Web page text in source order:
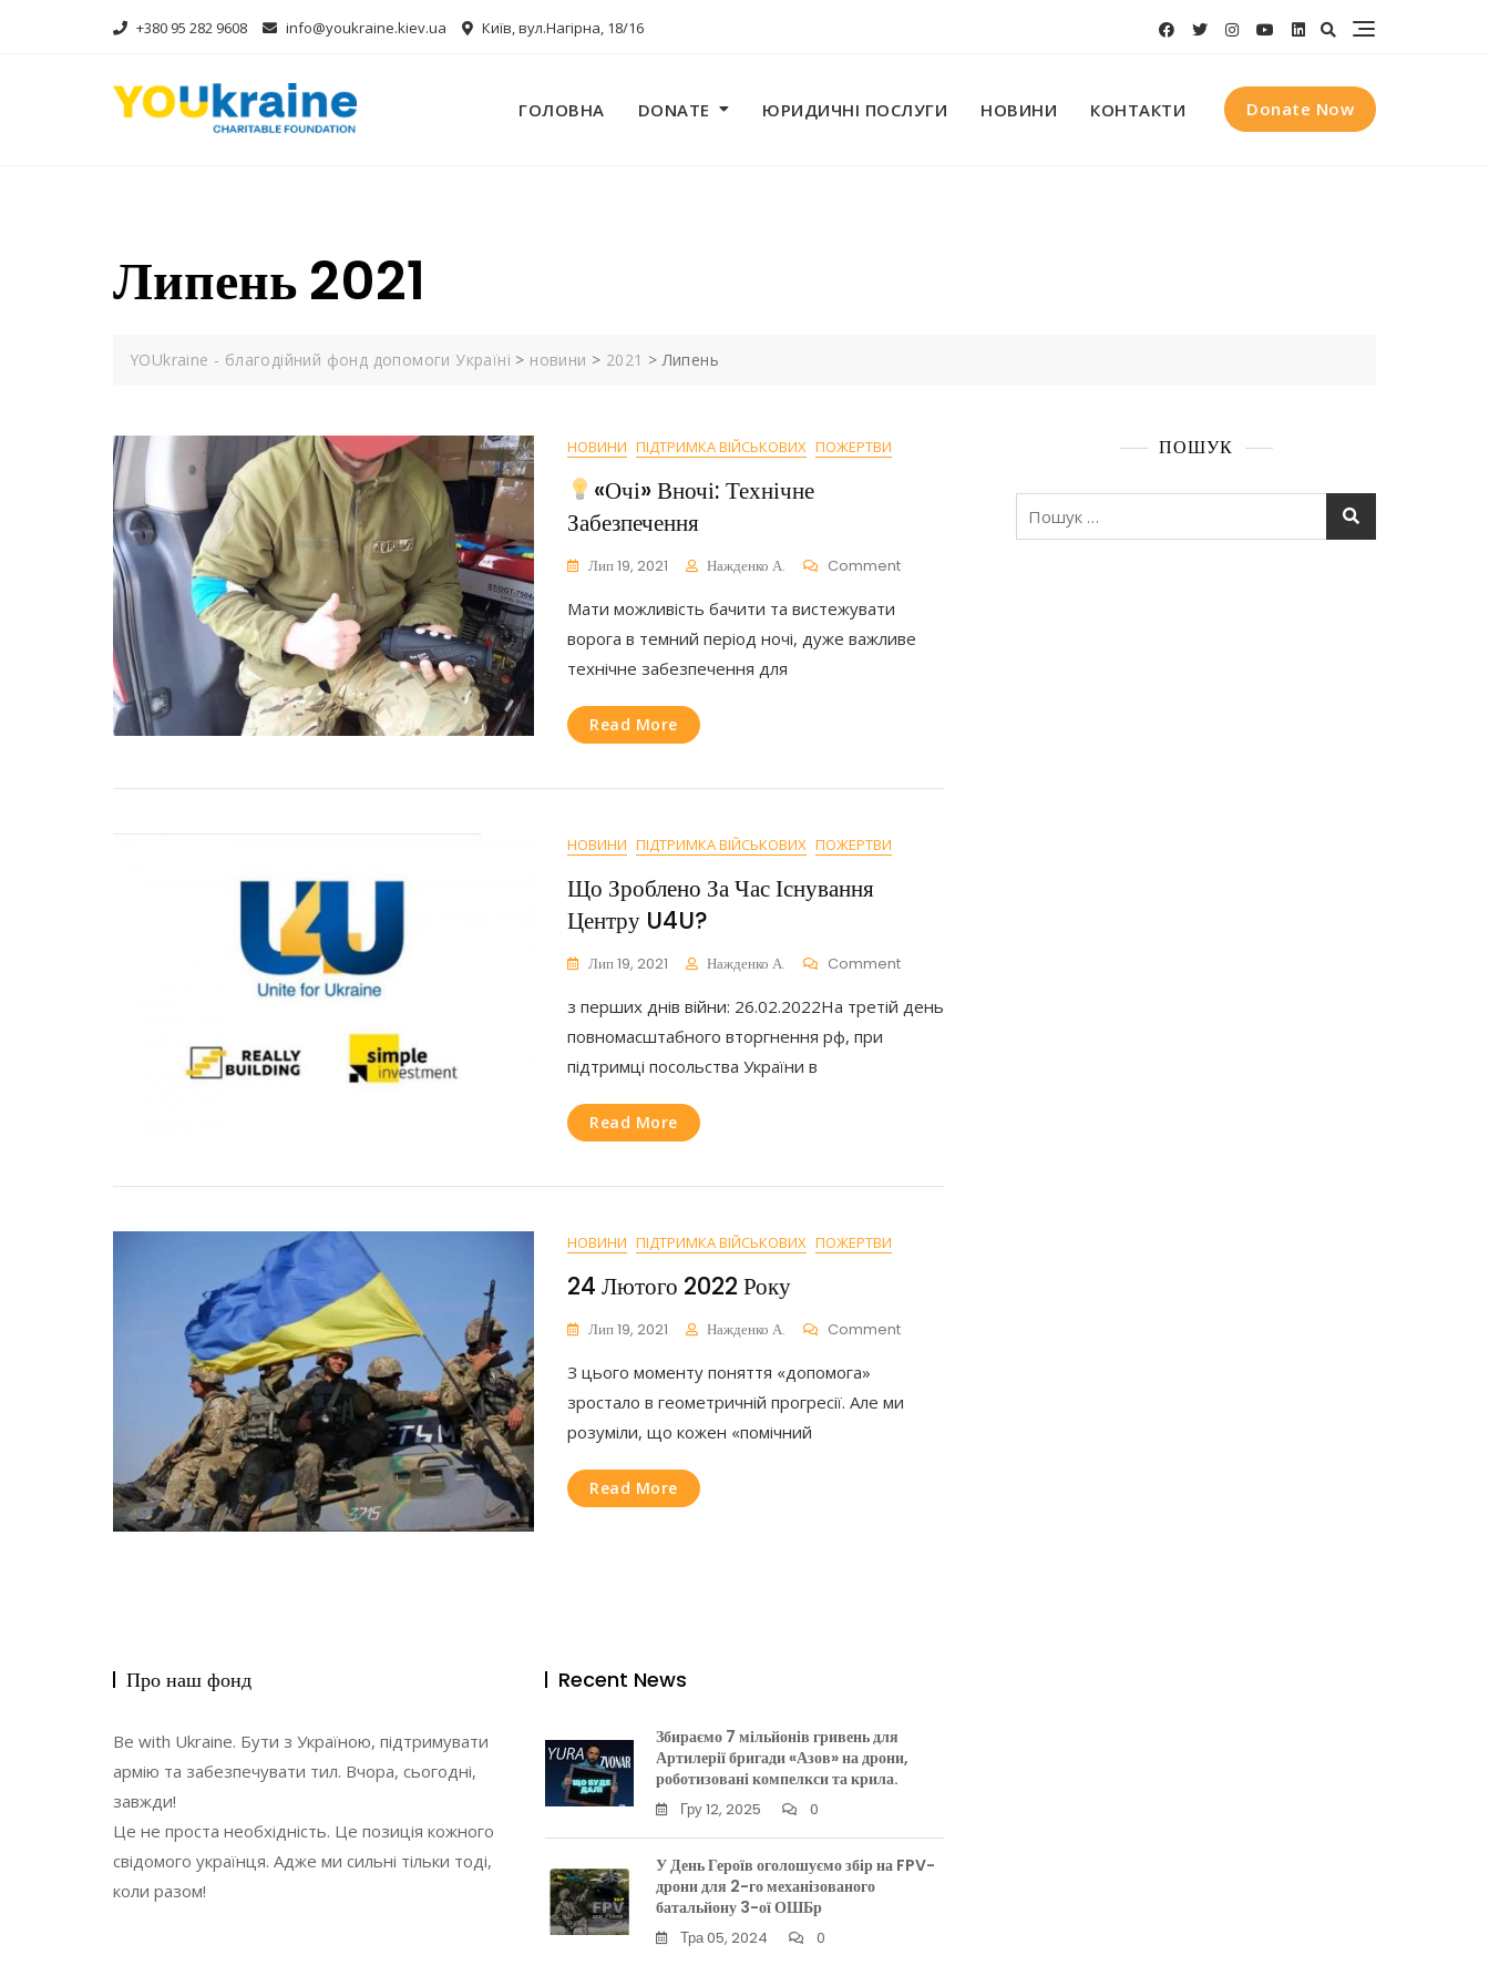
+380 95 282 9608 info@youkraine.kiev.ua Київ, вул.Нагірна, 18/16
ГОЛОВНА DONATE ЮРИДИЧНІ ПОСЛУГИ НОВИНИ КОНТАКТИ Donate Now
Липень 2021
YOUkraine - благодійний фонд допомоги Україні > новини > 2021 >Липень
НОВИНИ ПІДТРИМКА ВІЙСЬКОВИХ ПОЖЕРТВИ
«очі» Вночі: Технічне
Забезпечення
Лип 19, 2021 Нажденко А. CommentOn
Вночі:
Мати можливість бачити та вистежувати
ворога в темний період ночі, дуже важливе
технічне забезпечення для
Read More
НОВИНИ ПІДТРИМКА ВІЙСЬКОВИХ ПОЖЕРТВИ
Що Зроблено За Час Існування
Центру U4U?
Лип 19, 2021 Нажденко А. CommentOn
Зроблено
з перших днів війни: 26.02.2022На третій день
повномасштабного вторгнення рф, при
підтримці посольства України в
Read More
НОВИНИ ПІДТРИМКА ВІЙСЬКОВИХ ПОЖЕРТВИ
24 Лютого 2022 Року
Лип 19, 2021 Нажденко А. CommentOn
2022
З цього моменту поняття «допомога»
зростало в геометричній прогресії. Але ми
розуміли, що кожен «помічний
Read More
ПОШУК
Про наш фонд
Be with Ukraine. Бути з Україною, підтримувати
армію та забезпечувати тил. Вчора, сьогодні,
завжди!
Це не проста необхідність. Це позиція кожного
свідомого українця. Адже ми сильні тільки тоді,
коли разом!
Recent News
Збираємо 7 мільйонів гривень для
Артилерії бригади «Азов» на дрони,
роботизовані компелкси та крила.
Гру 12, 2025 0
У День Героїв оголошуємо збір на FPV-
дрони для 2-го механізованого
батальйону 3-ої ОШБр
Тра 05, 2024 0